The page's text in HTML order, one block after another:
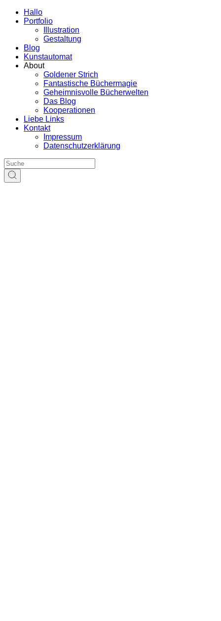
Hallo
Portfolio
Illustration
Gestaltung
Blog
Kunstautomat
About
Goldener Strich
Fantastische Büchermagie
Geheimnisvolle Bücherwelten
Das Blog
Kooperationen
Liebe Links
Kontakt
Impressum
Datenschutzerklärung